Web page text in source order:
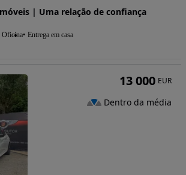
| Uma relação de confiança
Oficina Entrega em casa
13 000 EUR
Dentro da média